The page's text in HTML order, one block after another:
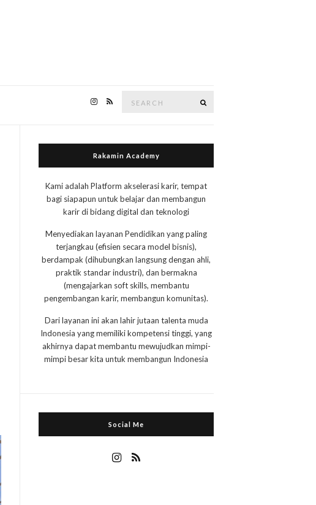
Rakamin Academy
Kami adalah Platform akselerasi karir, tempat
bagi siapapun untuk belajar dan membangun
karir di bidang digital dan teknologi
Menyediakan layanan Pendidikan yang paling
terjangkau (efisien secara model bisnis),
berdampak (dihubungkan langsung dengan ahli,
praktik standar industri), dan bermakna
(mengajarkan soft skills, membantu
pengembangan karir, membangun komunitas).
Dari layanan ini akan lahir jutaan talenta muda
Indonesia yang memiliki kompetensi tinggi, yang
akhirnya dapat membantu mewujudkan mimpi-
mimpi besar kita untuk membangun Indonesia
Social Me